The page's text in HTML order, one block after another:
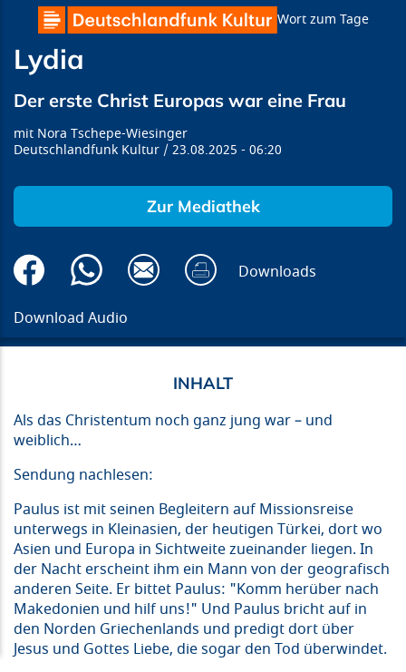
Wort zum Tage
Lydia
Der erste Christ Europas war eine Frau
Nora Tschepe-Wiesinger
Deutschlandfunk Kultur
23.08.2025 06:20
Zur Mediathek
Downloads
Download Audio
Als das Christentum noch ganz jung war – und
weiblich…
Sendung nachlesen:
Paulus ist mit seinen Begleitern auf Missionsreise
unterwegs in Kleinasien, der heutigen Türkei, dort wo
Asien und Europa in Sichtweite zueinander liegen. In
der Nacht erscheint ihm ein Mann von der geografisch
anderen Seite. Er bittet Paulus: "Komm herüber nach
Makedonien und hilf uns!" Und Paulus bricht auf in
den Norden Griechenlands und predigt dort über
Jesus und Gottes Liebe, die sogar den Tod überwindet.